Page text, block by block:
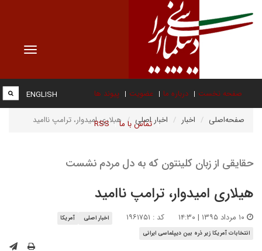
Toggle
صفحه نخست درباره ما عضویت پیوند ها
تماس با ما RSS
ENGLISH
صفحه‌اصلی اخبار اخبار اصلی هیلاری امیدوار، ترامپ ناامید
حقایقی از زبان کلینتون که به دل مردم نشست
هیلاری امیدوار، ترامپ ناامید
کد : ۱۹۶۱۷۵۱ اخبار اصلی
آمریکا
انتخابات آمریکا زیر ذره بین دیپلماسی ایرانی